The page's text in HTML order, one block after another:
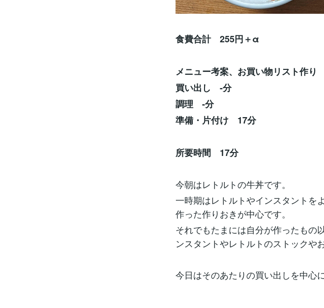
食費合計 255円＋α
メニュー考案、お買い物リスト作
買い出し -分
調理 -分
準備・片付け 17分
所要時間 17分
今朝はレトルトの牛丼です。
一時期はレトルトやインスタントを
作った作りおきが中心です。
それでもたまには自分が作ったもの
ンスタントやレトルトのストックや
今日はそのあたりの買い出しを中心